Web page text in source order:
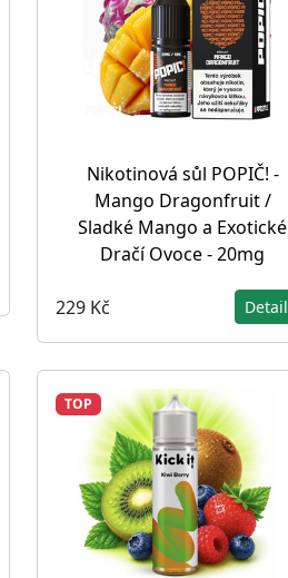
Nikotinová sůl POPIČ! -
Mango Dragonfruit /
Sladké Mango a Exotické
Dračí Ovoce - 20mg
229 Kč Detail
TOP